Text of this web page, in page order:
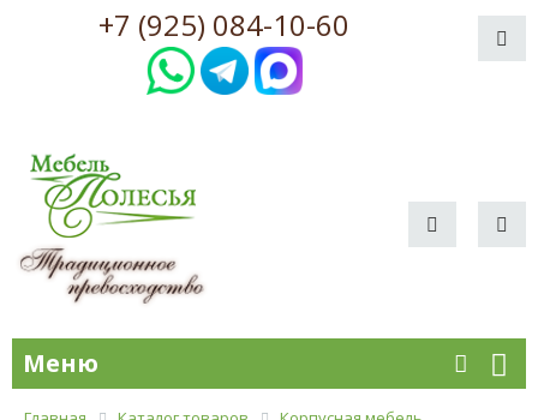
+7 (925) 084-10-60
Меню